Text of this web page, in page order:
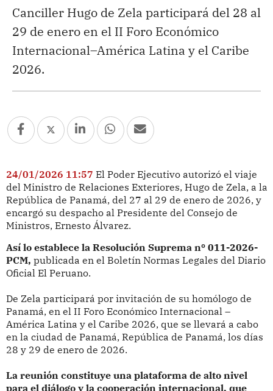
Canciller Hugo de Zela participará del 28 al
29 de enero en el II Foro Económico
Internacional–América Latina y el Caribe
2026.
24/01/2026 11:57 El Poder Ejecutivo autorizó el viaje
del Ministro de Relaciones Exteriores, Hugo de Zela, a la
República de Panamá, del 27 al 29 de enero de 2026, y
encargó su despacho al Presidente del Consejo de
Ministros, Ernesto Álvarez.
Así lo establece la Resolución Suprema nº 011-2026-
PCM, publicada en el Boletín Normas Legales del Diario
Oficial El Peruano.
De Zela participará por invitación de su homólogo de
Panamá, en el II Foro Económico Internacional –
América Latina y el Caribe 2026, que se llevará a cabo
en la ciudad de Panamá, República de Panamá, los días
28 y 29 de enero de 2026.
La reunión constituye una plataforma de alto nivel
para el diálogo y la cooperación internacional, que